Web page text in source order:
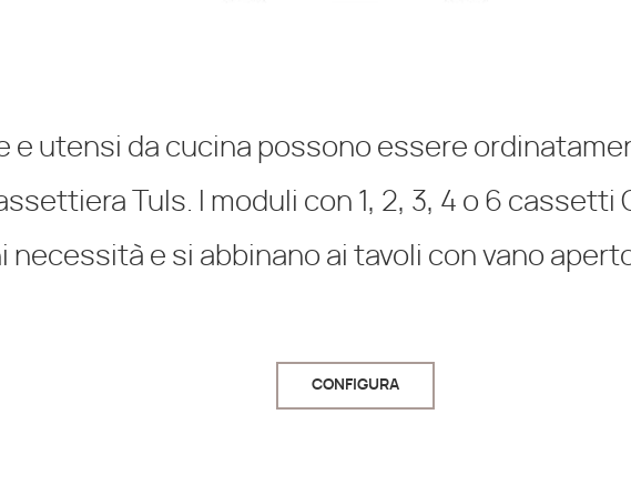
e utensi da cucina possono essere
Tuls. I moduli con 1, 2, 3, 4 o 6 cassetti
necessità e si abbinano ai tavoli con vano
CONFIGURA